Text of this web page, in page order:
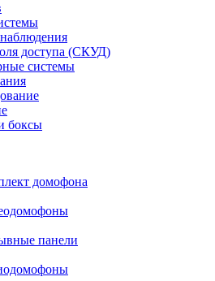
доступа (СКУД)
системы
боксы
домофона
панели